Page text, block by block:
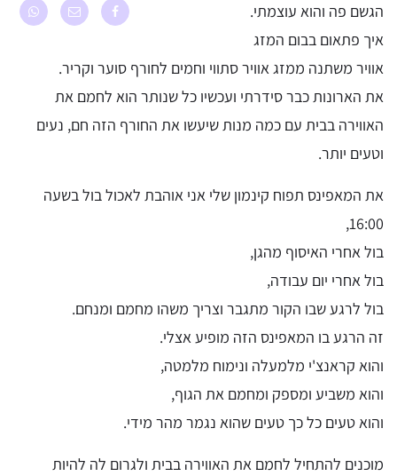
הגשם פה והוא עוצמתי.
איך פתאום בבום המזג
אוויר משתנה ממזג אוויר סתווי וחמים לחורף סוער וקריר.
את הארונות כבר סידרתי ועכשיו כל שנותר הוא לחמם את
האווירה בבית עם כמה מנות שיעשו את החורף הזה חם, נעים
וטעים יותר.
את המאפינס תפוח קינמון שלי אני אוהבת לאכול בול בשעה
16:00,
בול אחרי האיסוף מהגן,
בול אחרי יום עבודה,
בול לרגע שבו הקור מתגבר וצריך משהו מחמם ומנחם.
זה הרגע בו המאפינס הזה מופיע אצלי.
והוא קראנצ'י מלמעלה ונימוח מלמטה,
והוא משביע ומספק ומחמם את הגוף,
והוא טעים כל כך טעים שהוא נגמר מהר מידי.
מוכנים להתחיל לחמם את האווירה בבית ולגרום לה להיות